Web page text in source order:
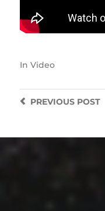
In Video
PREVIOUSPOST